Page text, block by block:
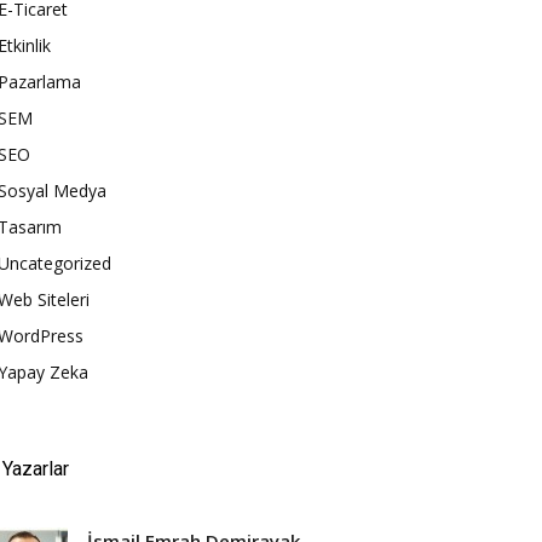
E-Ticaret
Etkinlik
Pazarlama
Medya
Tasarım
Siteleri
Zeka
Yazarlar